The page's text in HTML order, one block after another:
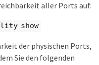
aller Ports auf:
show
der physischen Ports,
Sie den folgenden